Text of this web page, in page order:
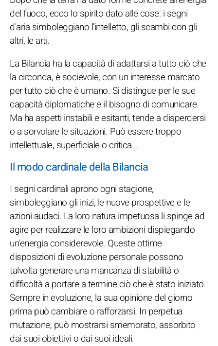
del fuoco, ecco lo spirito dato alle cose: i segni
d'aria simboleggiano l'intelletto, gli scambi con gli
altri, le arti.
La Bilancia ha la capacità di adattarsi a tutto ciò che
la circonda, è socievole, con un interesse marcato
per tutto ciò che è umano. Si distingue per le sue
capacità diplomatiche e il bisogno di comunicare.
Ma ha aspetti instabili e esitanti, tende a disperdersi
o a sorvolare le situazioni. Può essere troppo
intellettuale, superficiale o critica...
Il modo cardinale della Bilancia
I segni cardinali aprono ogni stagione,
simboleggiano gli inizi, le nuove prospettive e le
azioni audaci. La loro natura impetuosa li spinge ad
agire per realizzare le loro ambizioni dispiegando
un'energia considerevole. Queste ottime
disposizioni di evoluzione personale possono
talvolta generare una mancanza di stabilità o
difficoltà a portare a termine ciò che è stato iniziato.
Sempre in evoluzione, la sua opinione del giorno
prima può cambiare o rafforzarsi. In perpetua
mutazione, può mostrarsi smemorato, assorbito
dai suoi obiettivi o dai suoi ideali.